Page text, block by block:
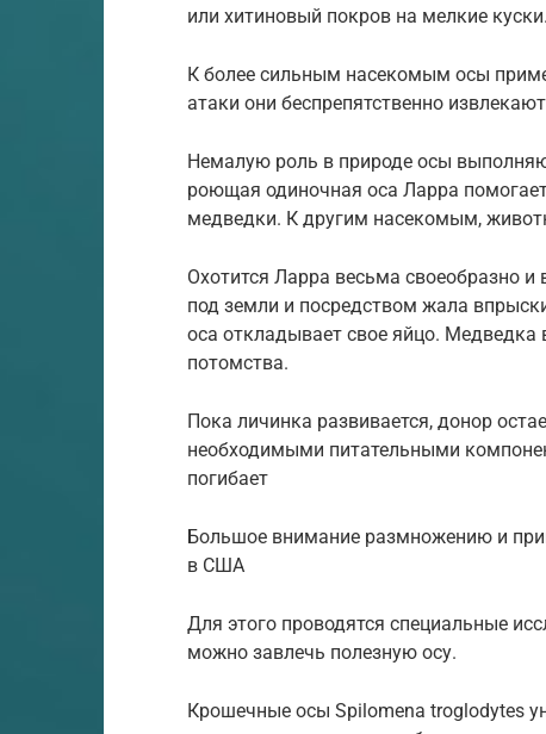
или хитиновый покров на мелкие куски.
К более сильным насекомым осы
атаки они беспрепятственно
Немалую роль в природе осы
роющая одиночная оса Ларра
медведки. К другим насекомым,
Охотится Ларра весьма своеобразно и
под земли и посредством жала
оса откладывает свое яйцо. Медведка
потомства.
Пока личинка развивается, донор
необходимыми питательными
погибает
Большое внимание размножению и
в США
Для этого проводятся специальные
можно завлечь полезную осу.
Крошечные осы Spilomena troglodytes